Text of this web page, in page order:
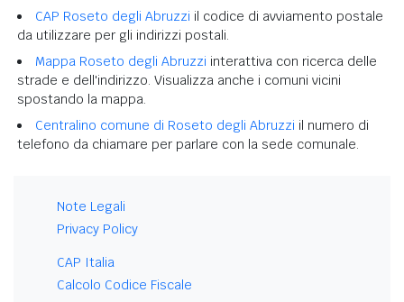
CAP Roseto degli Abruzzi il codice di avviamento postale
da utilizzare per gli indirizzi postali.
Mappa Roseto degli Abruzzi interattiva con ricerca delle
strade e dell'indirizzo. Visualizza anche i comuni vicini
spostando la mappa.
Centralino comune di Roseto degli Abruzzi il numero di
telefono da chiamare per parlare con la sede comunale.
Note Legali
Privacy Policy
CAP Italia
Calcolo Codice Fiscale